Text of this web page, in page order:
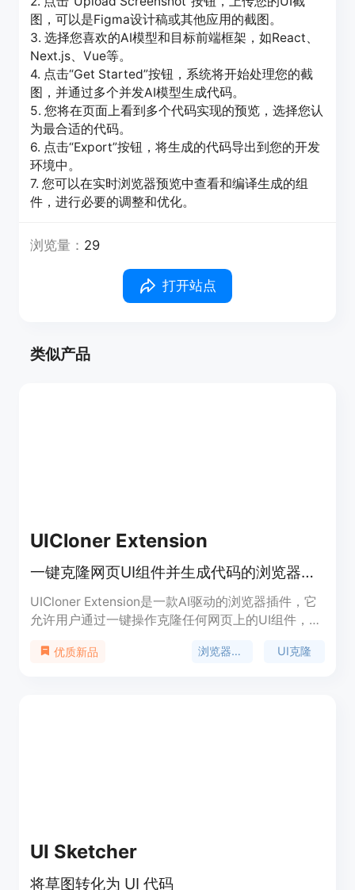
图，可以是Figma设计稿或其他应用的截图。
3. 选择您喜欢的AI模型和目标前端框架，如React、
Next.js、Vue等。
4. 点击“Get Started”按钮，系统将开始处理您的截
图，并通过多个并发AI模型生成代码。
5. 您将在页面上看到多个代码实现的预览，选择您认
为最合适的代码。
6. 点击“Export”按钮，将生成的代码导出到您的开发
环境中。
7. 您可以在实时浏览器预览中查看和编译生成的组
件，进行必要的调整和优化。
浏览量： 29
打开站点
类似产品
UICloner Extension
一键克隆网页UI组件并生成代码的浏览器插件
UICloner Extension是一款AI驱动的浏览器插件，它
允许用户通过一键操作克隆任何网页上的UI组件，并
一键选取、多格式代码支持、实时预览等。它的重要
优质新品 浏览器插件 UI克隆
UI Sketcher
将草图转化为 UI 代码